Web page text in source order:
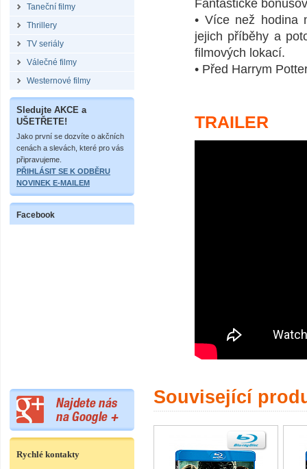
Taneční filmy
Thrillery
TV seriály
Válečné filmy
Westernové filmy
Sledujte AKCE a
UŠETŘETE!
Jako první se dozvíte o akčních
cenách a slevách, které pro vás
připravujeme.
PŘIHLÁSIT SE K ODBĚRU
NOVINEK E-MAILEM
Facebook
Rychlé kontakty
Fantastické
• Více než hodina
jejich příběhy a
filmových lokací.
• Před Harrym
TRAILER
Související